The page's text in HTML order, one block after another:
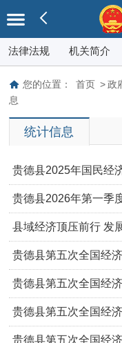
法律法规 机关简介
您的位置： 首页 > 政
息
统计信息
贵德县2025年国民经
贵德县2026年第一季
县域经济顶压前行 发
贵德县第五次全国经
分区域单位和从业人
贵德县第五次全国经
第三产业基本情况之
贵德县第五次全国经
第三产业基本情况之
贵德县第五次全国经